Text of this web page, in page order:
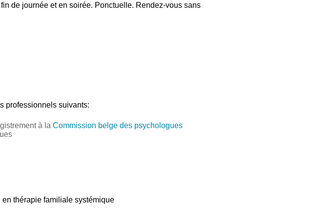
de journée et en soirée. Ponctuelle. Rendez-vous sans
professionnels suivants:
à la Commission belge des psychologues
thérapie familiale systémique